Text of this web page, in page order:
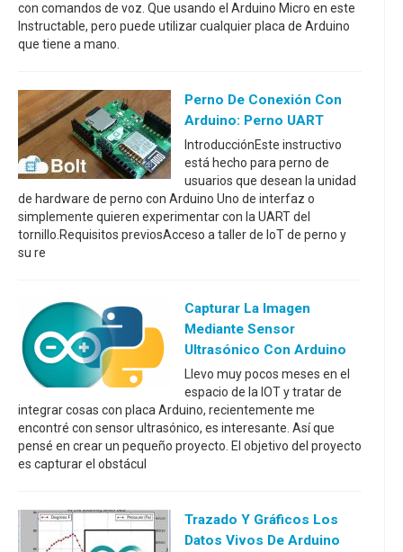
con comandos de voz. Que usando el Arduino Micro en este
Instructable, pero puede utilizar cualquier placa de Arduino
que tiene a mano.
Perno De Conexión Con
Arduino: Perno UART
IntroducciónEste instructivo
está hecho para perno de
usuarios que desean la unidad
de hardware de perno con Arduino Uno de interfaz o
simplemente quieren experimentar con la UART del
tornillo.Requisitos previosAcceso a taller de IoT de perno y
su re
Capturar La Imagen
Mediante Sensor
Ultrasónico Con Arduino
Llevo muy pocos meses en el
espacio de la IOT y tratar de
integrar cosas con placa Arduino, recientemente me
encontré con sensor ultrasónico, es interesante. Así que
pensé en crear un pequeño proyecto. El objetivo del proyecto
es capturar el obstácul
Trazado Y Gráficos Los
Datos Vivos De Arduino